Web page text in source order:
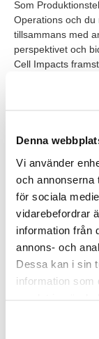
Denna
Vi använder
och annonserna
för sociala
vidarebefordrar
information från
annons- och
Dessa kan i sin
information som
Som
Operations och
tillsammans med
perspektivet och
Cell Impacts
ledare med
har arbetat som
inom industrin.
Vi söker dig som
uppskalning
utvecklingen. Mer
utmaningen är
med om. På